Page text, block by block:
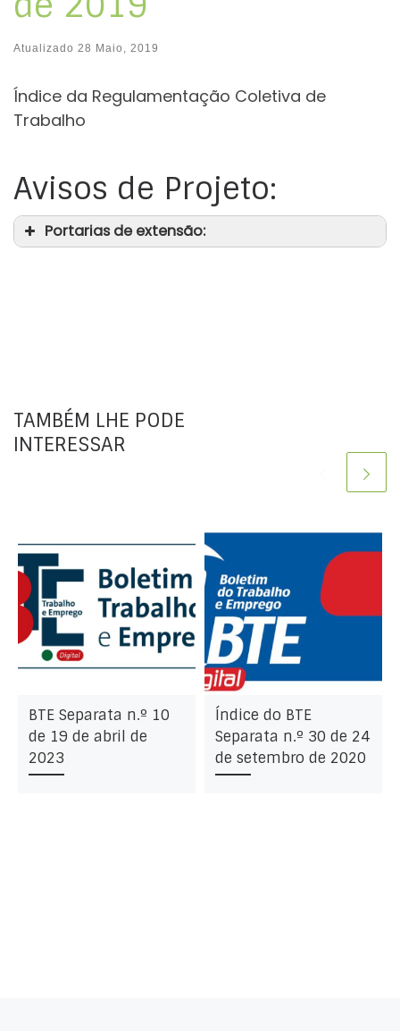
Atualizado 28 Maio, 2019
Índice da Regulamentação Coletiva de
Trabalho
Avisos de Projeto:
Portarias de extensão:
TAMBÉM LHE PODE
INTERESSAR
BTE Separata n.º 10
de 19 de abril de
2023
Índice do BTE
Separata n.º 30 de 24
de setembro de 2020